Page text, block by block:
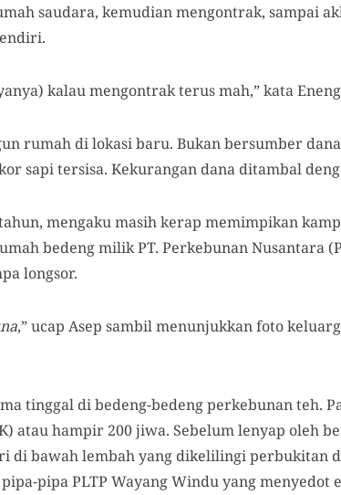
saudara, kemudian mengontrak, sampai
kalau mengontrak terus mah,” kata
rumah di lokasi baru. Bukan bersumber
sapi tersisa. Kekurangan dana ditambal
mengaku masih kerap memimpikan
bedeng milik PT. Perkebunan Nusantara
longsor.
,” ucap Asep sambil menunjukkan foto
tinggal di bedeng-bedeng perkebunan teh.
atau hampir 200 jiwa. Sebelum lenyap oleh
di bawah lembah yang dikelilingi perbukitan
pipa PLTP Wayang Windu yang menyedot